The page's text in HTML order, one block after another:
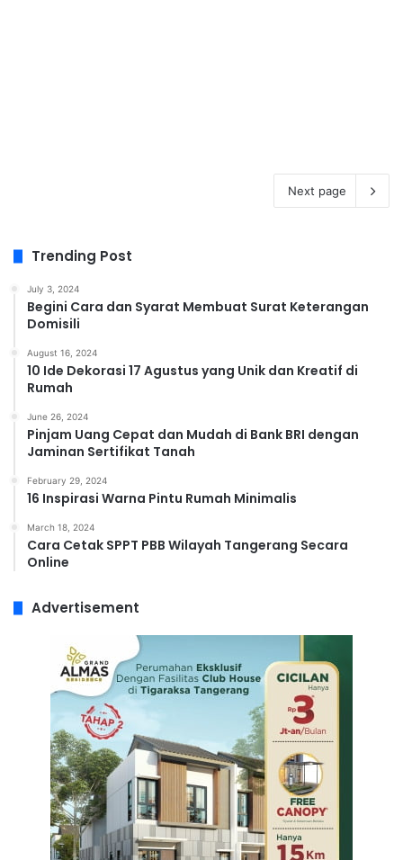
Next page
Trending Post
July 3, 2024
Begini Cara dan Syarat Membuat Surat Keterangan
Domisili
August 16, 2024
10 Ide Dekorasi 17 Agustus yang Unik dan Kreatif di
Rumah
June 26, 2024
Pinjam Uang Cepat dan Mudah di Bank BRI dengan
Jaminan Sertifikat Tanah
February 29, 2024
16 Inspirasi Warna Pintu Rumah Minimalis
March 18, 2024
Cara Cetak SPPT PBB Wilayah Tangerang Secara
Online
Advertisement